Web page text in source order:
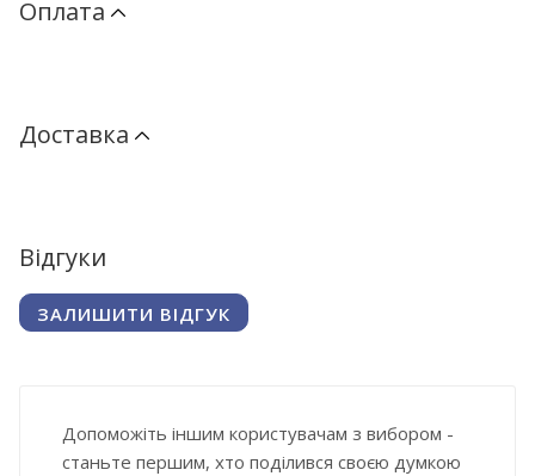
Оплата
Доставка
Відгуки
ЗАЛИШИТИ ВІДГУК
Допоможіть іншим користувачам з вибором -
станьте першим, хто поділився своєю думкою